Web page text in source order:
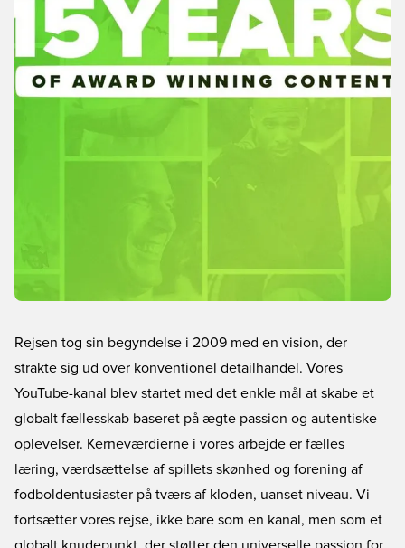
Rejsen tog sin begyndelse i 2009 med en vision, der
strakte sig ud over konventionel detailhandel. Vores
YouTube-kanal blev startet med det enkle mål at skabe et
globalt fællesskab baseret på ægte passion og autentiske
oplevelser. Kerneværdierne i vores arbejde er fælles
læring, værdsættelse af spillets skønhed og forening af
fodboldentusiaster på tværs af kloden, uanset niveau. Vi
fortsætter vores rejse, ikke bare som en kanal, men som et